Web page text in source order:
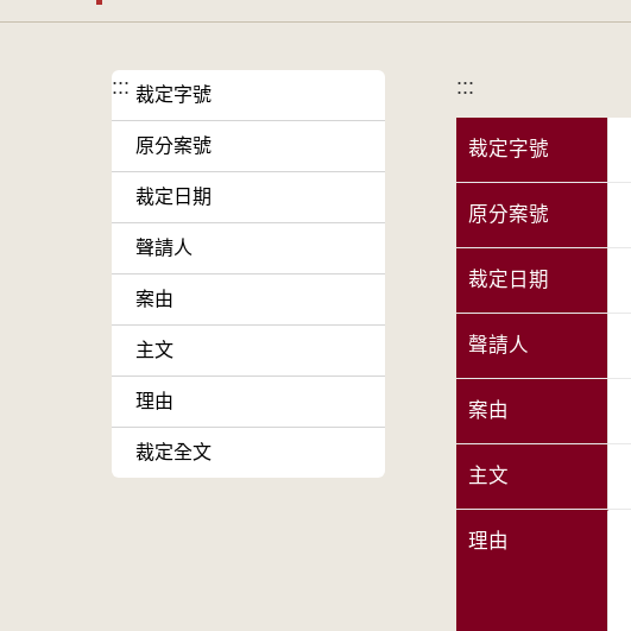
::: 裁定字號
原分案號
裁定日期
聲請人
案由
主文
理由
裁定全文
:::
裁定字號
原分案號
裁定日期
聲請人
案由
主文
理由